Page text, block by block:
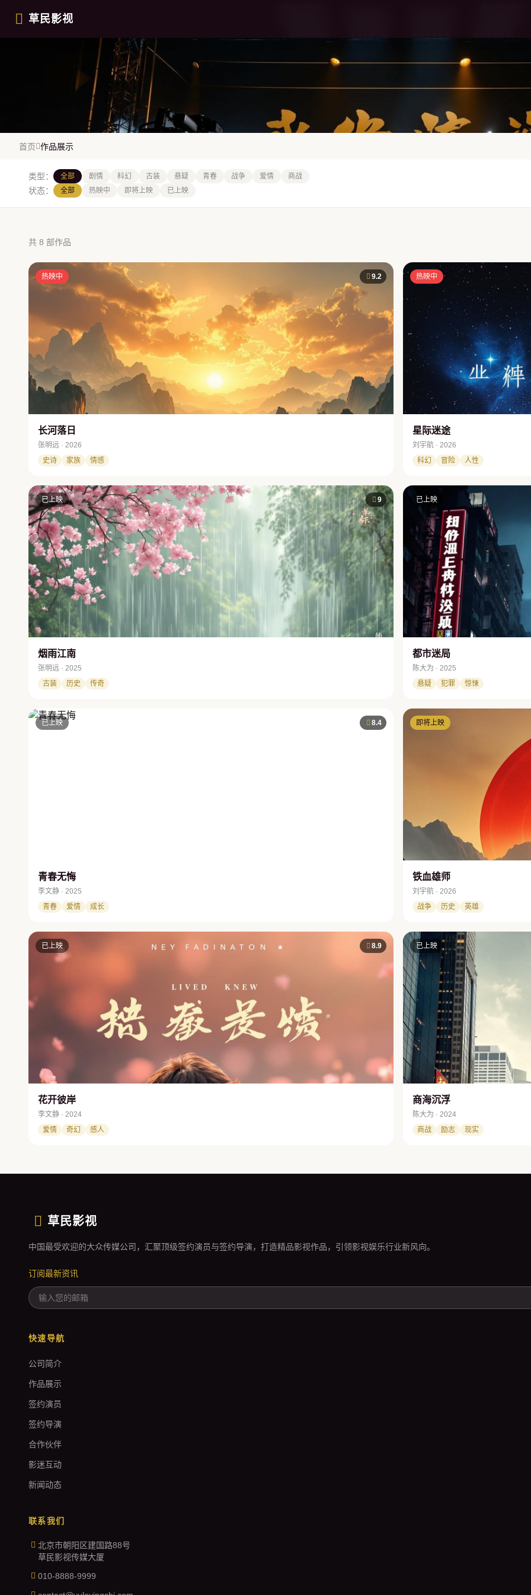
草民影视
首页 作品展示
类型： 全部 剧情 科幻 古装 悬疑 青春 战争 爱情 商战
状态： 全部 热映中 即将上映 已上映
共 8 部作品
热映中 9.2
长河落日
张明远 · 2026
史诗
家族 情感
热映中
星际迷途
刘宇航 · 2026
科幻
冒险 人性
已上映 9
烟雨江南
张明远 · 2025
古装
历史 传奇
已上映
都市迷局
陈大为 · 2025
悬疑
犯罪 惊悚
已上映 8.4
青春无悔
李文静 · 2025
青春
爱情 成长
即将上映
铁血雄师
刘宇航 · 2026
战争
历史 英雄
已上映 8.9
花开彼岸
李文静 · 2024
爱情
奇幻 感人
已上映
商海沉浮
陈大为 · 2024
商战
励志 现实
草民影视
中国最受欢迎的大众传媒公司，汇聚顶级签约演员与签约导演，打造精品影视作品，引领影视娱乐行业新风向。
订阅最新资讯
快速导航
公司简介
作品展示
签约演员
签约导演
合作伙伴
影迷互动
新闻动态
联系我们
北京市朝阳区建国路88号
草民影视传媒大厦
010-8888-9999